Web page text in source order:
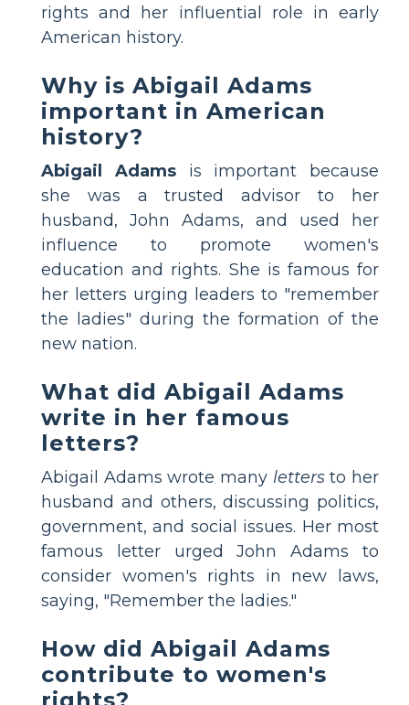
rights and her influential role in early
American history.
Why is Abigail Adams
important in American
history?
Abigail Adamsis important because
she was a trusted advisor to her
husband, John Adams, and used her
influence to promote women's
education and rights. She is famous for
her letters urging leaders to "remember
the ladies" during the formation of the
new nation.
What did Abigail Adams
write in her famous
letters?
Abigail Adams wrote many lettersto her
husband and others, discussing politics,
government, and social issues. Her most
famous letter urged John Adams to
consider women's rights in new laws,
saying, "Remember the ladies."
How did Abigail Adams
contribute to women's